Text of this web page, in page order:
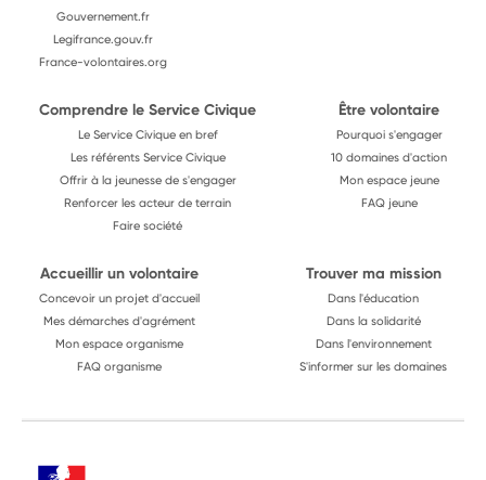
Gouvernement.fr
Legifrance.gouv.fr
France-volontaires.org
Comprendre le Service Civique
Le Service Civique en bref
Les référents Service Civique
Offrir à la jeunesse de s'engager
Renforcer les acteur de terrain
Faire société
Être volontaire
Pourquoi s'engager
10 domaines d'action
Mon espace jeune
FAQ jeune
Accueillir un volontaire
Concevoir un projet d'accueil
Mes démarches d'agrément
Mon espace organisme
FAQ organisme
Trouver ma mission
Dans l'éducation
Dans la solidarité
Dans l'environnement
S'informer sur les domaines